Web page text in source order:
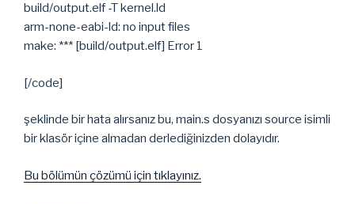
build/output.elf -T kernel.ld
arm-none-eabi-ld: no input files
make: *** [build/output.elf] Error 1
[/code]
şeklinde bir hata alırsanız bu, main.s dosyanızı source isimli
bir klasör içine almadan derlediğinizden dolayıdır.
Bu bölümün çözümü için tıklayınız.